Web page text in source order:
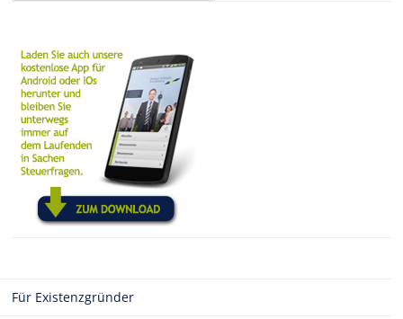
Für Existenzgründer